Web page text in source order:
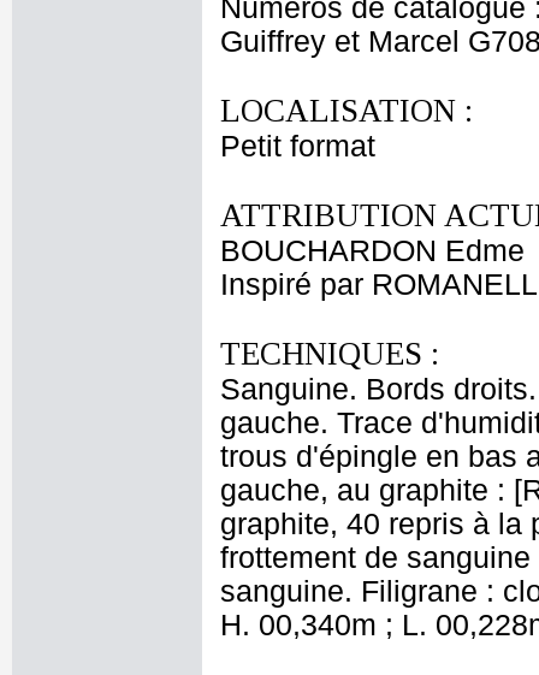
Numéros de catalogue
Guiffrey et Marcel
LOCALISATION :
Petit format
ATTRIBUTION
BOUCHARDON Edme
Inspiré par
TECHNIQUES :
Sanguine. Bords
gauche. Trace
trous d'épingle en bas
gauche, au graphite :
graphite, 40 repris à la
frottement de
sanguine. Filigrane :
H. 00,340m ; L.